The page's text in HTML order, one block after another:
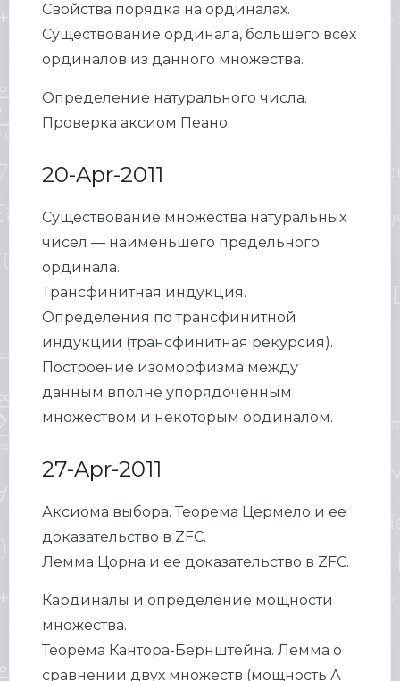
Свойства порядка на ординалах.
Существование ординала, большего всех
ординалов из данного множества.
Определение натурального числа.
Проверка аксиом Пеано.
20-Apr-2011
Существование множества натуральных
чисел — наименьшего предельного
ординала.
Трансфинитная индукция.
Определения по трансфинитной
индукции (трансфинитная рекурсия).
Построение изоморфизма между
данным вполне упорядоченным
множеством и некоторым ординалом.
27-Apr-2011
Аксиома выбора. Теорема Цермело и ее
доказательство в ZFC.
Лемма Цорна и ее доказательство в ZFC.
Кардиналы и определение мощности
множества.
Теорема Кантора-Бернштейна. Лемма о
сравнении двух множеств (мощность А